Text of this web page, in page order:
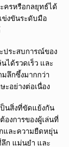
ครหรือกลยุทธ์ได้
ข่งขันระดับมือ
ประสบการณ์ของ
ได้รวดเร็ว และ
ลึกซึ้งมากกว่า
ะอย่างต่อเนื่อง
ป็นสิ่งที่ขัดแย้งกัน
งการของผู้เล่นที่
และความยืดหยุ่น
ก แม่นยำ และ